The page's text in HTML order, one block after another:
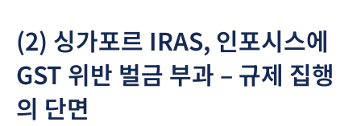
(2) 싱가포르 IRAS, 인포시스에
GST 위반 벌금 부과 – 규제 집행
의 단면